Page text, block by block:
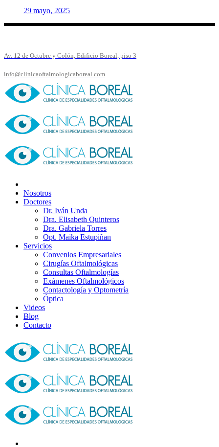
29 mayo, 2025
Av. 12 de Octubre y Colón, Edificio Boreal, piso 3
info@clinicaoftalmologicaboreal.com
Nosotros
Doctores
Dr. Iván Unda
Dra. Elisabeth Quinteros
Dra. Gabriela Torres
Opt. Maika Estupiñan
Servicios
Convenios Empresariales
Cirugías Oftalmológicas
Consultas Oftalmologías
Exámenes Oftalmológicos
Contactología y Optometría
Óptica
Videos
Blog
Contacto